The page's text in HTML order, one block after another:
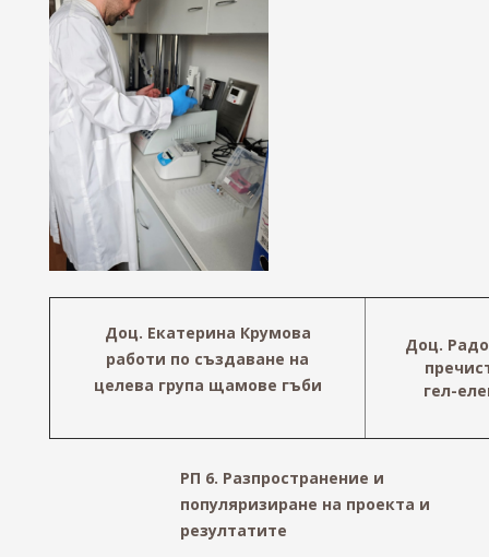
Доц. Екатерина Крумова
работи по създаване на
целева група щамове гъби
Доц.
гел-
РП 6. Разпространение и
популяризиране на проекта и
резултатите